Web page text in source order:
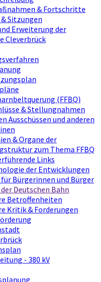
& Fortschritte
Sitzungen
Erweiterung der
Cleverbrück
(FFBQ)
& Stellungnahmen
Ausschüssen und anderen
& Organe der
zum Thema FFBQ
Links
der Entwicklungen
Bürgerinnen und Bürger
Deutschen Bahn
Betroffenheiten
Kritik & Forderungen
- 380 kV